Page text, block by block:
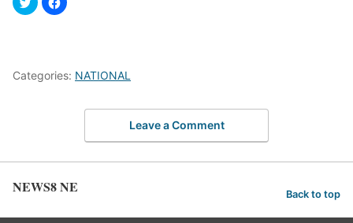
Categories: NATIONAL
Leave a Comment
NEWS8 NE Back to top